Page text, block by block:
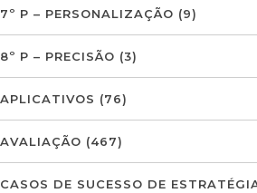
7º P – PERSONALIZAÇÃO (9)
8º P – PRECISÃO (3)
APLICATIVOS (76)
AVALIAÇÃO (467)
CASOS DE SUCESSO DE